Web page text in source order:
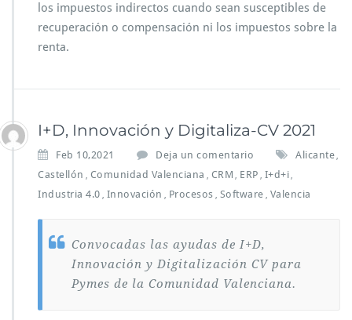
los impuestos indirectos cuando sean susceptibles de
recuperación o compensación ni los impuestos sobre la
renta.
I+D, Innovación y Digitaliza-CV 2021
Feb 10,2021 Deja un comentario Alicante
Castellón Comunidad Valenciana CRM ERP I+d+i
Industria 4.0 Innovación Procesos Software Valencia
Convocadas las ayudas de I+D,
Innovación y Digitalización CV para
Pymes de la Comunidad Valenciana.